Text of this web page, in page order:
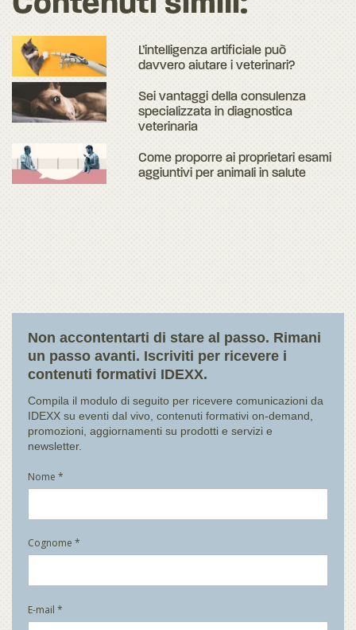
L’intelligenza artificiale può
davvero aiutare i veterinari?
Sei vantaggi della consulenza
specializzata in diagnostica
veterinaria
Come proporre ai proprietari esami
aggiuntivi per animali in salute
Non accontentarti di stare al passo. Rimani
un passo avanti. Iscriviti per ricevere i
contenuti formativi IDEXX.